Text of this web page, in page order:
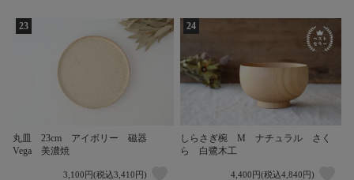
23
丸皿 23cm アイボリー 磁器
Vega 美濃焼
3,100円(税込3,410円)
24
しらさぎ椀 M ナチュラル さく
ら 白鷺木工
4,400円(税込4,840円)